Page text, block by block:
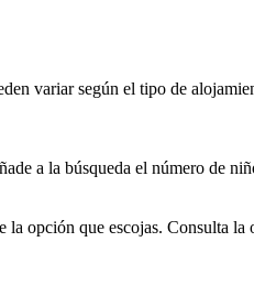
variar según el tipo de
a la búsqueda el número de
opción que escojas. Consulta la